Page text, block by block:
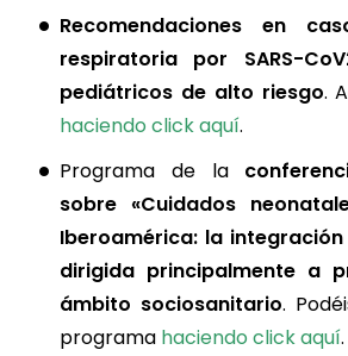
Recomendaciones en
respiratoria por SARS-
pediátricos de alto riesgo.
haciendo click aquí.
Programa de la
sobre «Cuidados
Iberoamérica: la
dirigida principalmente a
ámbito sociosanitario.
programa haciendo click aquí.